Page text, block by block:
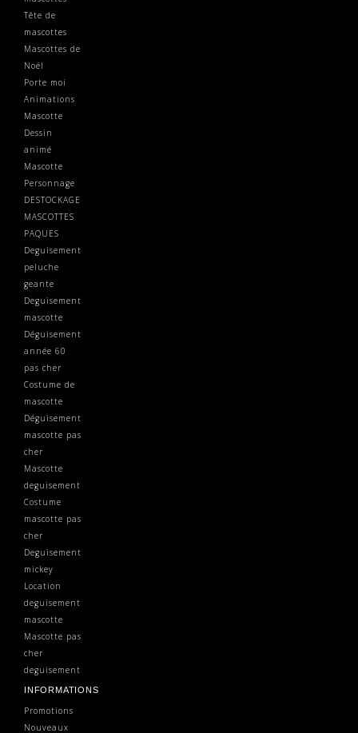
Tête de
mascottes
Mascottes de
Noël
Porte moi
Animations
Mascotte
Dessin
animé
Mascotte
Personnage
DESTOCKAGE
MASCOTTES
PAQUES
Deguisement
peluche
geante
Deguisement
mascotte
Déguisement
année 60
pas cher
Costume de
mascotte
Déguisement
mascotte pas
cher
Mascotte
deguisement
Costume
mascotte pas
cher
Deguisement
mickey
Location
deguisement
mascotte
Mascotte pas
cher
deguisement
INFORMATIONS
Promotions
Nouveaux